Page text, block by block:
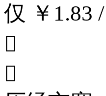
仅 ￥1.83

